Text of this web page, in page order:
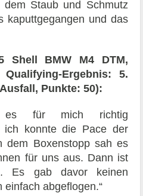
Staub und Schmutz
kaputtgegangen und das
Shell BMW M4 DTM,
Ergebnis: 5.
Punkte: 50):
es für mich richtig
ich konnte die Pace der
dem Boxenstopp sah es
für uns aus. Dann ist
Es gab davor keinen
einfach abgeflogen.“